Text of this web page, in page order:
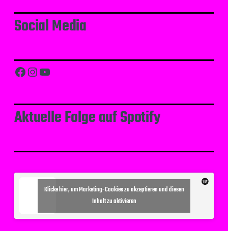
Social Media
Facebook Instagram YouTube
Aktuelle Folge auf Spotify
Klicke hier, um Marketing-Cookies zu akzeptieren und diesen
Inhalt zu aktivieren